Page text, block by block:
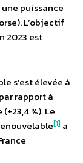
puissance
L’objectif
2023 est
s’est élevée à
rapport à
%). Le
[1] a